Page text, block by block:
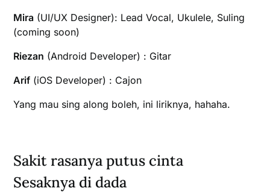
Mira (UI/UX Designer): Lead Vocal, Ukulele, Suling
(coming soon)
Riezan (Android Developer) : Gitar
Arif (iOS Developer) : Cajon
Yang mau sing along boleh, ini liriknya, hahaha.
Sakit rasanya putus cinta
Sesaknya di dada